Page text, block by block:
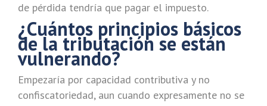
de pérdida tendría que pagar el impuesto.
¿Cuántos principios básicos
de la tributación se están
vulnerando?
Empezaría por capacidad contributiva y no
confiscatoriedad, aun cuando expresamente no se